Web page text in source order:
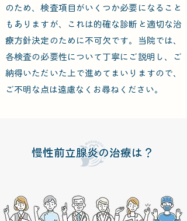
のため、検査項目がいくつか必要になること
もありますが、これは的確な診断と適切な治
療方針決定のために不可欠です。当院では、
各検査の必要性について丁寧にご説明し、ご
納得いただいた上で進めてまいりますので、
ご不明な点は遠慮なくお尋ねください。
慢性前立腺炎の治療は？